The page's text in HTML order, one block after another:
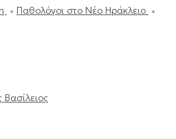
Παθολόγοι στο Νέο Ηράκλειο